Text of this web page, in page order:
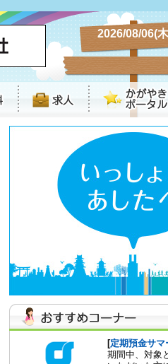
2026/08/06(